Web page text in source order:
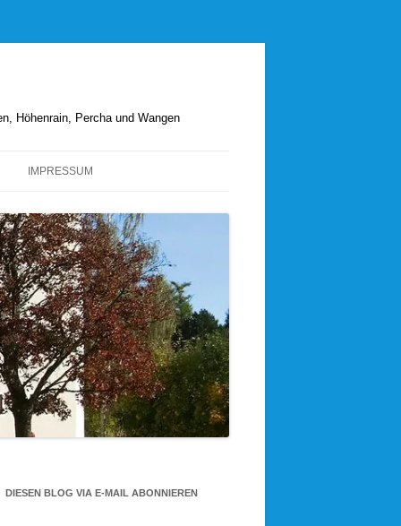
Höhenrain, Percha und Wangen
IMPRESSUM
DIESEN BLOG VIA E-MAIL ABONNIEREN